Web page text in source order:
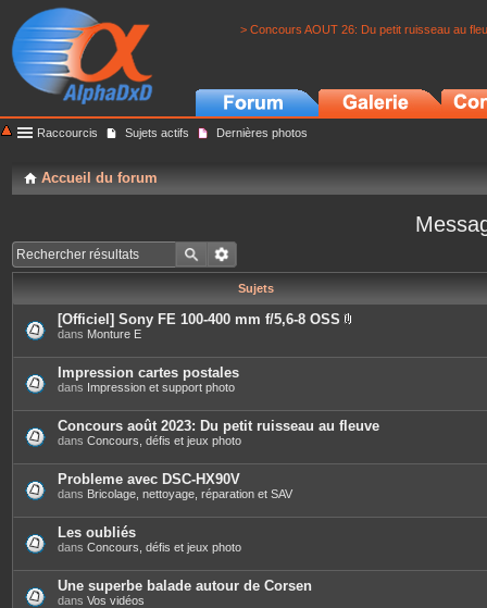
> Concours AOUT 26: Du petit ruisseau au
Raccourcis Sujets actifs Dernières photos
Accueil du forum
Sujets
[Officiel] Sony FE 100-400 mm f/5,6-8 OSS
è
j
o
i
t
dans Monture E
Impression cartes postales
dans Impression et support photo
Concours août 2023: Du petit ruisseau au fleuve
dans Concours, défis et jeux photo
Probleme avec DSC-HX90V
dans Bricolage, nettoyage, réparation et SAV
Les oubliés
dans Concours, défis et jeux photo
Une superbe balade autour de Corsen
dans Vos vidéos